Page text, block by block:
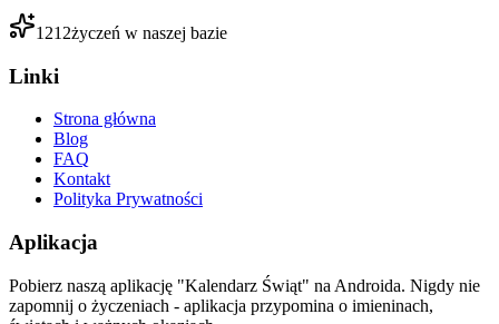
1212życzeń w naszej bazie
Linki
Strona główna
Blog
FAQ
Kontakt
Polityka Prywatności
Aplikacja
Pobierz naszą aplikację "Kalendarz Świąt" na Androida. Nigdy nie
zapomnij o życzeniach - aplikacja przypomina o imieninach,